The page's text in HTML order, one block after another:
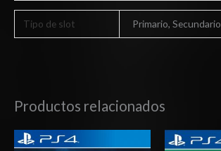
Tipo de slot Primario, Secundario
Productos relacionados
Rango
de